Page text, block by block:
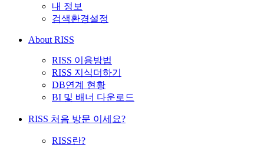
내 정보
검색환경설정
About RISS
RISS 이용방법
RISS 지식더하기
DB연계 현황
BI 및 배너 다운로드
RISS 처음 방문 이세요?
RISS란?